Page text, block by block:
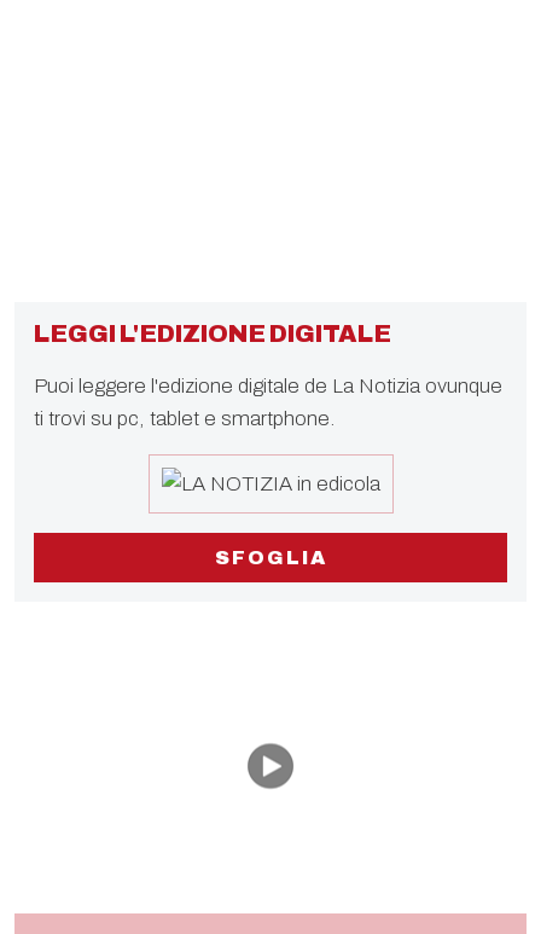
LEGGI L'EDIZIONE DIGITALE
Puoi leggere l'edizione digitale de La Notizia ovunque
ti trovi su pc, tablet e smartphone.
SFOGLIA